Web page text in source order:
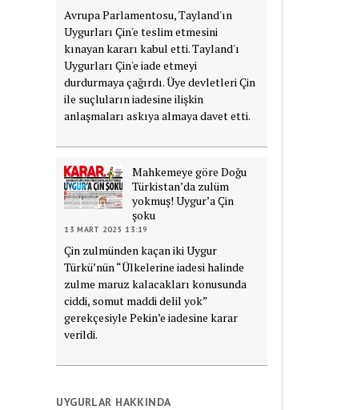
Avrupa Parlamentosu, Tayland'ın
Uygurları Çin'e teslim etmesini
kınayan kararı kabul etti. Tayland'ı
Uygurları Çin'e iade etmeyi
durdurmaya çağırdı. Üye devletleri Çin
ile suçluların iadesine ilişkin
anlaşmaları askıya almaya davet etti.
Mahkemeye göre Doğu
Türkistan’da zulüm
yokmuş! Uygur’a Çin
şoku
13 MART 2025 13:19
Çin zulmünden kaçan iki Uygur
Türkü’nün “Ülkelerine iadesi halinde
zulme maruz kalacakları konusunda
ciddi, somut maddi delil yok”
gerekçesiyle Pekin’e iadesine karar
verildi.
UYGURLAR HAKKINDA